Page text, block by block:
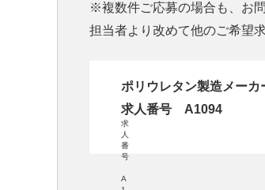
※複数件ご応募の場合も、お
担当者より改めて他のご希望
求
人
番
号
A
ポリウレタン製造メー
求人番号 A1094